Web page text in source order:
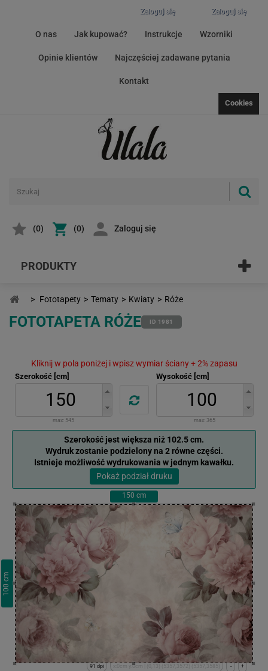
Zaloguj się
Zaloguj się
O nas Jak kupować? Instrukcje Wzorniki
Opinie klientów Najczęściej zadawane pytania
Kontakt
Cookies
(0) (0) Zaloguj się
PRODUKTY
> Fototapety > Tematy > Kwiaty > Róże
FOTOTAPETA RÓŻE ID 1981
Kliknij w pola poniżej i wpisz wymiar ściany + 2% zapasu
Szerokość [cm]
max: 545
Wysokość [cm]
max: 365
Szerokość jest większa niż 102.5 cm.
Wydruk zostanie podzielony na 2 równe części.
Istnieje możliwość wydrukowania w jednym kawałku.
Pokaż podział druku
150 cm
100
cm
+
-
x:0cm y:0cm | (0,13) (5357,3572) (5357,3585)
91 dpi